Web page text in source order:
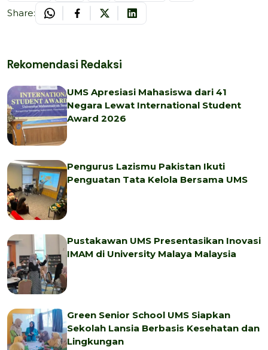
Share:
Rekomendasi Redaksi
UMS Apresiasi Mahasiswa dari 41
Negara Lewat International Student
Award 2026
Pengurus Lazismu Pakistan Ikuti
Penguatan Tata Kelola Bersama UMS
Pustakawan UMS Presentasikan Inovasi
IMAM di University Malaya Malaysia
Green Senior School UMS Siapkan
Sekolah Lansia Berbasis Kesehatan dan
Lingkungan